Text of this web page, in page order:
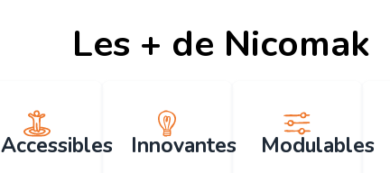
Les + de Nicomak
Accessibles Innovantes Modulables